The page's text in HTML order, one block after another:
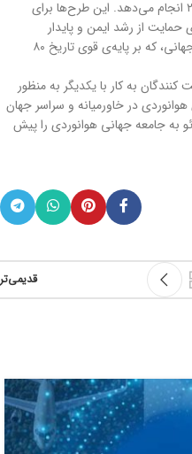
۲۰۲۶-۲۰۵۰ و برنامه تجاری برای ۲۰۲۶-۲۰۲۸ انجام می‌دهد. این طرح‌ها برای
از رشد ایمن و پایدار
حمل‌ونقل هوایی در خاورمیانه و در سطح جهانی، که بر پایه‌ی قوی تاریخ ۸۰
به کار با یکدیگر به منظور
در خاورمیانه و سراسر جهان
سال خدمت ایکائو به جامعه جهانی هوانوردی را پیش
قدیمی‌تر